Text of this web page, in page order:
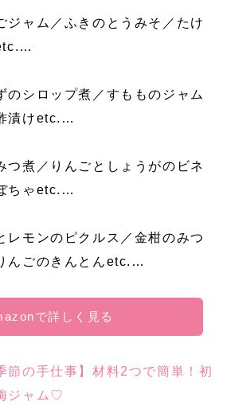
ジャム／ ふきのとうみそ／たけ
のシロップ煮／すもものジャム
漬けetc.…
つ煮／りんごとしょうがのビネ
ちゃetc.…
レモンのピクルス／金柑のみつ
んごのきんとんetc.…
で詳しく見る
節の手仕事】材料2つで簡単！初
ジャム♡